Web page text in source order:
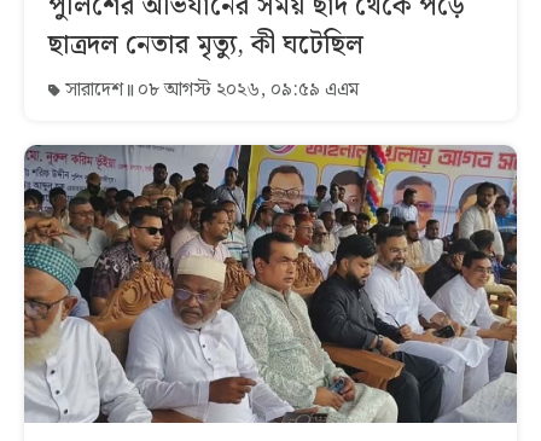
ছাত্রদল নেতার মৃত্যু, কী ঘটেছিল
সারাদেশ ০৮ আগস্ট ২০২৬, ০৯:৫৯ এএম